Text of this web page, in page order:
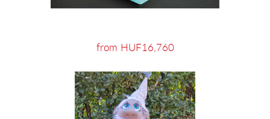
from HUF16,760